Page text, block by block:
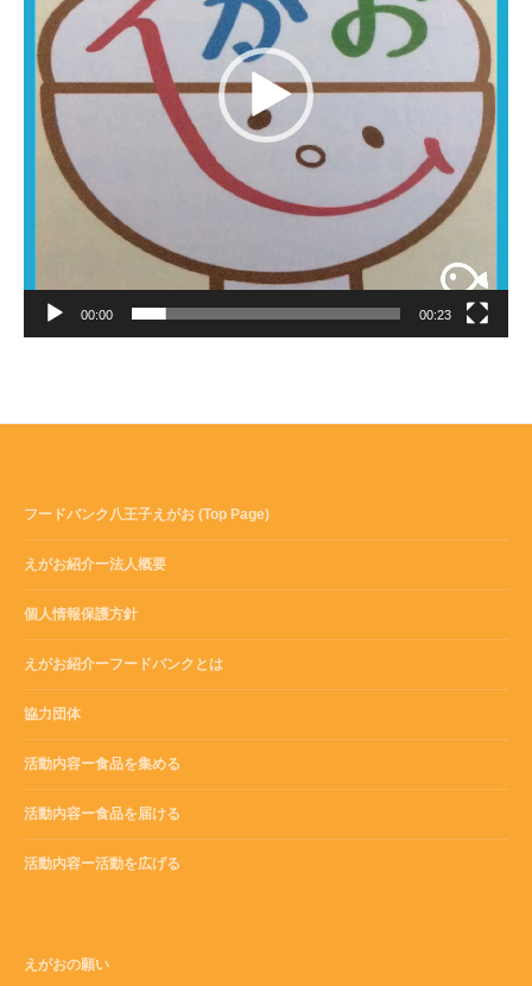
00:00 00:23
フードバンク八王子えがお (Top Page)
えがお紹介ー法人概要
個人情報保護方針
えがお紹介ーフードバンクとは
協力団体
活動内容ー食品を集める
活動内容ー食品を届ける
活動内容ー活動を広げる
えがおの願い